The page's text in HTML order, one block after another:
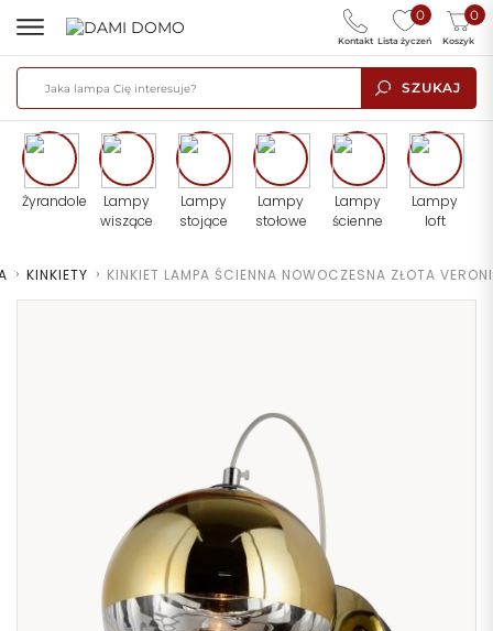
SZUKAJ
0
Lista życzeń
0
Koszyk
Kontakt
Żyrandole
Lampy
wiszące
Lampy
stojące
Lampy
stołowe
Lampy
ścienne
Lampy
loft
> KINKIETY > KINKIET LAMPA ŚCIENNA NOWOCZESNA ZŁOTA VERONI